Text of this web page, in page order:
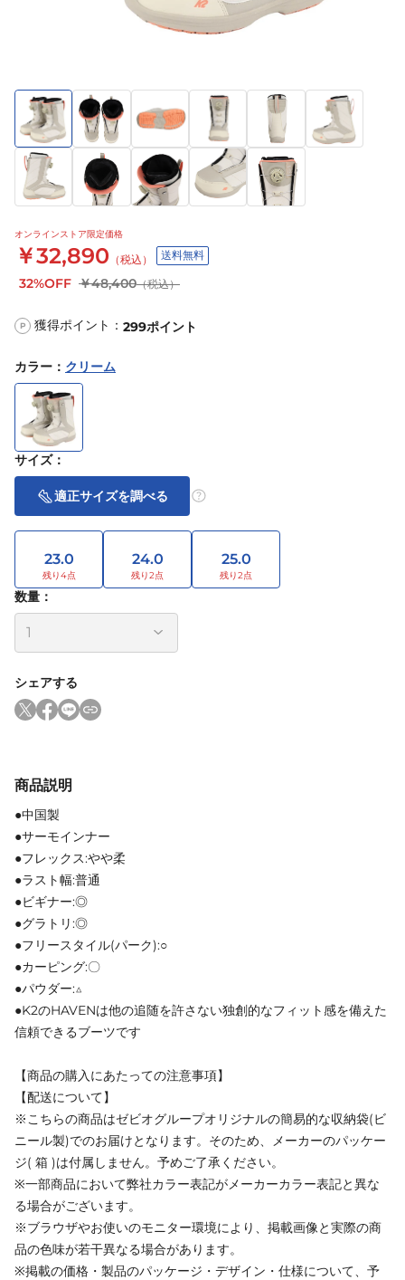
オンラインストア限定価格
￥32,890 （税込） 送料無料
32%OFF ￥48,400（税込）
P 獲得ポイント： 299ポイント
カラー ： クリーム
サイズ：
適正サイズを調べる
23.0 24.0 25.0
数量：
シェアする
商品説明
●中国製
●サーモインナー
●フレックス:やや柔
●ラスト幅:普通
●ビギナー:◎
●グラトリ:◎
●フリースタイル(パーク):○
●カーピング:〇
●パウダー:△
●K2のHAVENは他の追随を許さない独創的なフィット感を備えた
信頼できるブーツです
【商品の購入にあたっての注意事項】
【配送について】
※こちらの商品はゼビオグループオリジナルの簡易的な収納袋(ビ
ニール製)でのお届けとなります。そのため、メーカーのパッケー
ジ( 箱 )は付属しません。予めご了承ください。
※一部商品において弊社カラー表記がメーカーカラー表記と異な
る場合がございます。
※ブラウザやお使いのモニター環境により、掲載画像と実際の商
品の色味が若干異なる場合があります。
※掲載の価格・製品のパッケージ・デザイン・仕様について、予